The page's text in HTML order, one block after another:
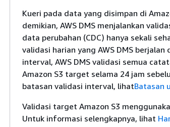
Kueri pada data yang disimpan di
demikian, AWS DMS menjalankan
data perubahan (CDC) hanya sekali
validasi harian yang AWS DMS berjalan
interval, AWS DMS validasi semua
Amazon S3 target selama 24 jam
batasan validasi interval, lihatBatasan
Validasi target Amazon S3
Untuk informasi selengkapnya, lihat